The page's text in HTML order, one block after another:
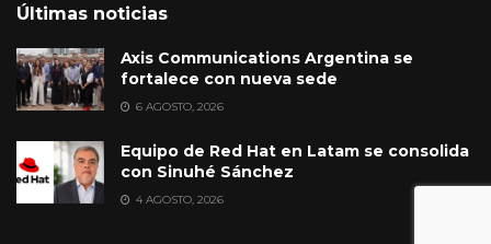
Últimas noticias
Axis Communications Argentina se
fortalece con nueva sede
6 AGOSTO, 2026
Equipo de Red Hat en Latam se consolida
con Sinuhé Sánchez
4 AGOSTO, 2026